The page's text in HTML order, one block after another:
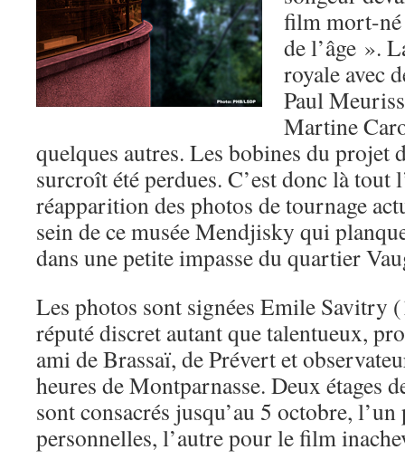
film mort-
de l’âge ».
royale avec
Paul
Martine
quelques autres. Les bobines du projet
surcroît été perdues. C’est donc là tout
réapparition des photos de tournage
sein de ce musée Mendjisky qui
dans une petite impasse du quartier
Les photos sont signées Emile Savitry
réputé discret autant que talentueux,
ami de Brassaï, de Prévert et
heures de Montparnasse. Deux étages
sont consacrés jusqu’au 5 octobre,
personnelles, l’autre pour le film